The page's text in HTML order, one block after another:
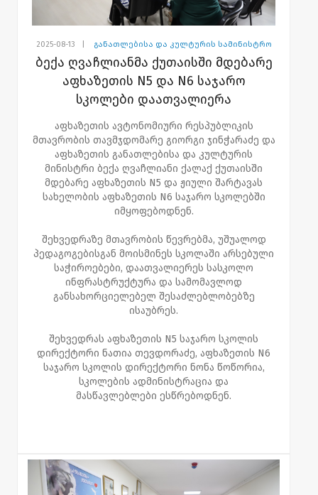
2025-08-13 განათლებისა და კულტურის სამინისტრო
ბექა ღვაჩლიანმა ქუთაისში მდებარე
აფხაზეთის N5 და N6 საჯარო
სკოლები დაათვალიერა
აფხაზეთის ავტონომიური რესპუბლიკის
მთავრობის თავმჯდომარე გიორგი ჯინჭარაძე და
აფხაზეთის განათლებისა და კულტურის
მინისტრი ბექა ღვაჩლიანი ქალაქ ქუთაისში
მდებარე აფხაზეთის N5 და ჟიული შარტავას
სახელობის აფხაზეთის N6 საჯარო სკოლებში
იმყოფებოდნენ.
შეხვედრაზე მთავრობის წევრებმა, უშუალოდ
პედაგოგებისგან მოისმინეს სკოლაში არსებული
საჭიროებები, დაათვალიერეს სასკოლო
ინფრასტრუქტურა და სამომავლოდ
განსახორციელებელ შესაძლებლობებზე
ისაუბრეს.
შეხვედრას აფხაზეთის N5 საჯარო სკოლის
დირექტორი ნათია თევდორაძე, აფხაზეთის N6
საჯარო სკოლის დირექტორი ნონა წოწორია,
სკოლების ადმინისტრაცია და
მასწავლებლები ესწრებოდნენ.